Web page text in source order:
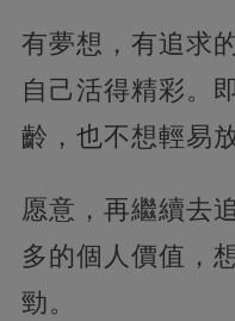
有夢想，有追求
自己活得精彩。
齡，也不想輕易
愿意，再繼續去
多的個人價值，
勁。